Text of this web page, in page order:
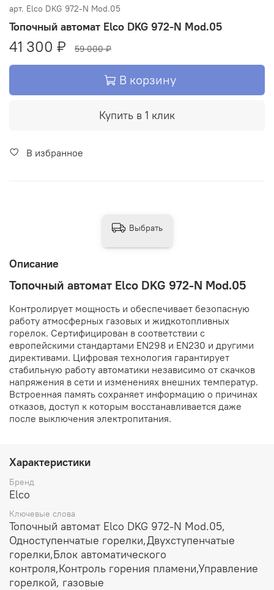
арт. Elco DKG 972-N Mod.05
Топочный автомат Elco DKG 972-N Mod.05
41 300 ₽ 59 000 ₽
В корзину
Купить в 1 клик
В избранное
Описание
Топочный автомат Elco DKG 972-N Mod.05
Контролирует мощность и обеспечивает безопасную
работу атмосферных газовых и жидкотопливных
горелок. Сертифицирован в соответствии с
европейскими стандартами EN298 и EN230 и другими
директивами. Цифровая технология гарантирует
стабильную работу автоматики независимо от скачков
напряжения в сети и изменениях внешних температур.
Встроенная память сохраняет информацию о причинах
отказов, доступ к которым восстанавливается даже
после выключения электропитания.
Характеристики
Бренд
Elco
Ключевые слова
Топочный автомат Elco DKG 972-N Mod.05,
Одноступенчатые горелки,Двухступенчатые
горелки,Блок автоматического
контроля,Контроль горения пламени,Управление
горелкой, газовые
Выбрать